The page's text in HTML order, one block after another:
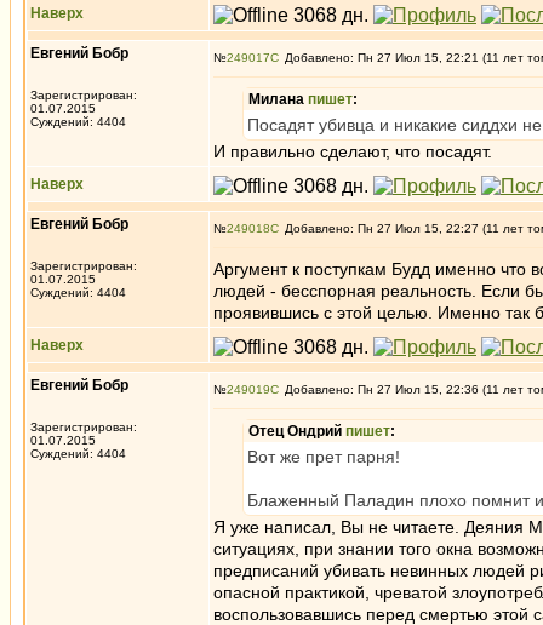
Наверх
Евгений Бобр
Зарегистрирован:
01.07.2015
Суждений: 4404
№249017 Добавлено: Пн 27 Июл 15, 22:21 (11 лет
Милана пишет:
Посадят убивца и никакие сиддхи не
И правильно сделают, что посадят.
Наверх
Евгений Бобр
Зарегистрирован:
01.07.2015
Суждений: 4404
№249018 Добавлено: Пн 27 Июл 15, 22:27 (11 лет
Аргумент к поступкам Будд именно
людей - бесспорная реальность. Если
проявившись с этой целью. Именно так
Наверх
Евгений Бобр
Зарегистрирован:
01.07.2015
Суждений: 4404
№249019 Добавлено: Пн 27 Июл 15, 22:36 (11 лет
Отец Ондрий пишет:
Вот же прет парня!
Блаженный Паладин плохо помнит
Я уже написал, Вы не читаете. Деяния
ситуациях, при знании того окна
предписаний убивать невинных людей
опасной практикой, чреватой
воспользовавшись перед смертью